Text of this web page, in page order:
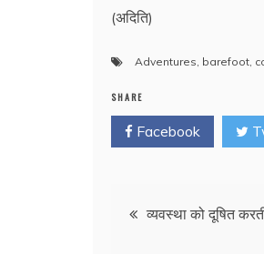
(अदिति)
Adventures barefoot
SHARE
Facebook
Postव्यवस्था को दूषित